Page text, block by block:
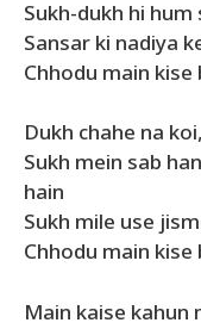
Sukh-dukh hi
Sansar ki nadiya
Chhodu main
Dukh chahe na
Sukh mein sab
hain
Sukh mile use
Chhodu main
Main kaise kahun